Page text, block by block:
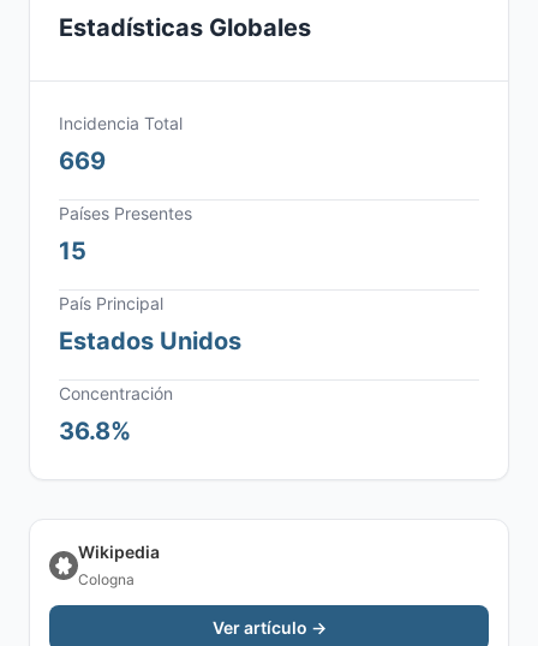
Estadísticas Globales
Incidencia Total
669
Países Presentes
15
País Principal
Estados Unidos
Concentración
36.8%
Wikipedia
Cologna
Ver artículo →